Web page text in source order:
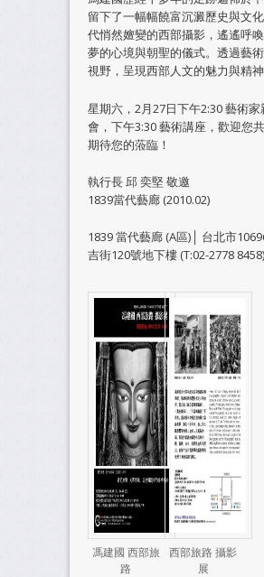
留下了一幅幅饒富沉澱歷史與文
代悄然嬗變的西部攝影，遙遙呼
夢的心境與朝聖的儀式。透過藝
視野，呈現西部人文的魅力與精神
星期六，2月27日下午2:30 藝術
會，下午3:30 藝術講座，歡迎您
期待您的蒞臨！
執行長 邱 奕堅 敬邀
1839當代藝廊 (2010.02)
1839 當代藝廊 (A區)│ 台北市
吉街120號地下樓 (T:02-2778 8458)
馮建國 西部旅
路
西部旅路 攝影
展